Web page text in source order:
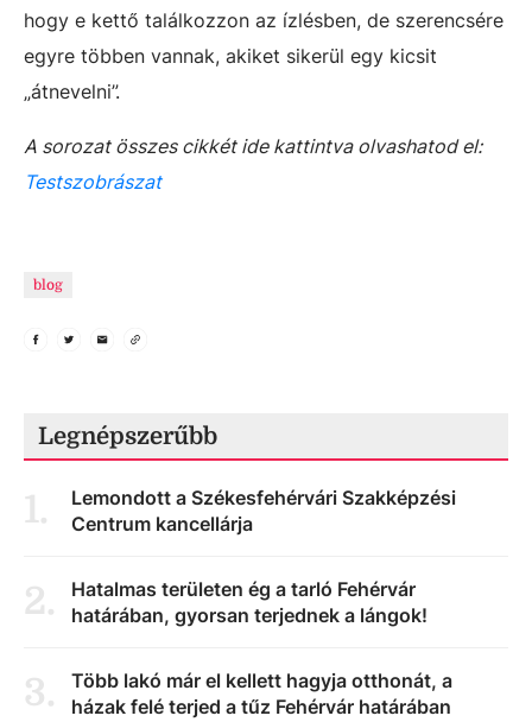
hogy e kettő találkozzon az ízlésben, de szerencsére
egyre többen vannak, akiket sikerül egy kicsit
„átnevelni”.
A sorozat összes cikkét ide kattintva olvashatod el:
Testszobrászat
blog
Legnépszerűbb
1.
Lemondott a Székesfehérvári Szakképzési
Centrum kancellárja
2.
Hatalmas területen ég a tarló Fehérvár
határában, gyorsan terjednek a lángok!
3.
Több lakó már el kellett hagyja otthonát, a
házak felé terjed a tűz Fehérvár határában